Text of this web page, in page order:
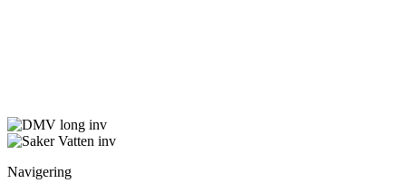
Navigering